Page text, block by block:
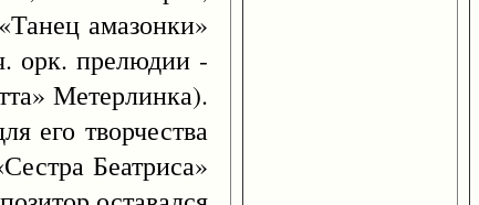
амазонки»
орк. прелюдии -
Метерлинка).
его творчества
Беатриса»